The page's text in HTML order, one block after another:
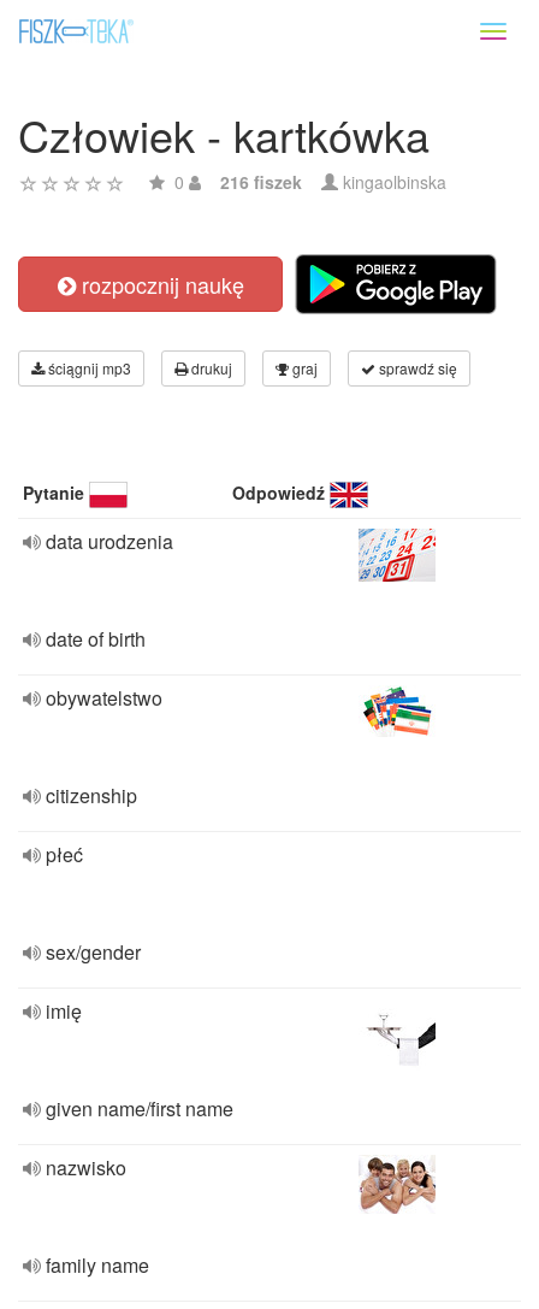
Człowiek - kartkówka
0 216 fiszek kingaolbinska
rozpocznij naukę
ściągnij mp3 drukuj graj sprawdź się
Pytanie Odpowiedź
data urodzenia
date of birth
obywatelstwo
citizenship
płeć
sex/gender
imię
given name/first name
nazwisko
family name